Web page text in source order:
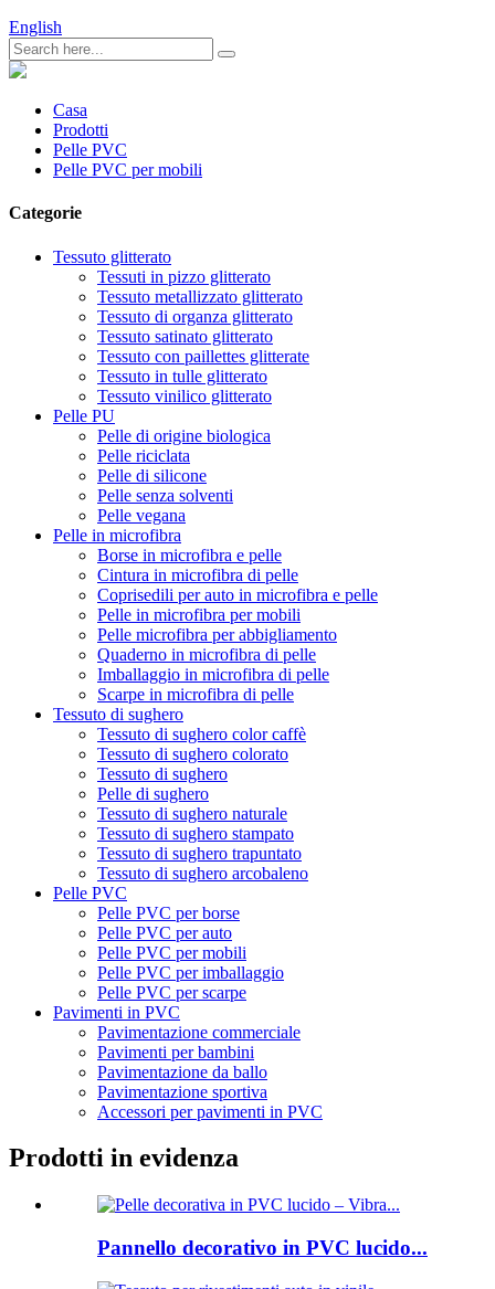
English
Casa
Prodotti
Pelle PVC
Pelle PVC per mobili
Categorie
Tessuto glitterato
Tessuti in pizzo glitterato
Tessuto metallizzato glitterato
Tessuto di organza glitterato
Tessuto satinato glitterato
Tessuto con paillettes glitterate
Tessuto in tulle glitterato
Tessuto vinilico glitterato
Pelle PU
Pelle di origine biologica
Pelle riciclata
Pelle di silicone
Pelle senza solventi
Pelle vegana
Pelle in microfibra
Borse in microfibra e pelle
Cintura in microfibra di pelle
Coprisedili per auto in microfibra e pelle
Pelle in microfibra per mobili
Pelle microfibra per abbigliamento
Quaderno in microfibra di pelle
Imballaggio in microfibra di pelle
Scarpe in microfibra di pelle
Tessuto di sughero
Tessuto di sughero color caffè
Tessuto di sughero colorato
Tessuto di sughero
Pelle di sughero
Tessuto di sughero naturale
Tessuto di sughero stampato
Tessuto di sughero trapuntato
Tessuto di sughero arcobaleno
Pelle PVC
Pelle PVC per borse
Pelle PVC per auto
Pelle PVC per mobili
Pelle PVC per imballaggio
Pelle PVC per scarpe
Pavimenti in PVC
Pavimentazione commerciale
Pavimenti per bambini
Pavimentazione da ballo
Pavimentazione sportiva
Accessori per pavimenti in PVC
Prodotti in evidenza
Pannello decorativo in PVC lucido...